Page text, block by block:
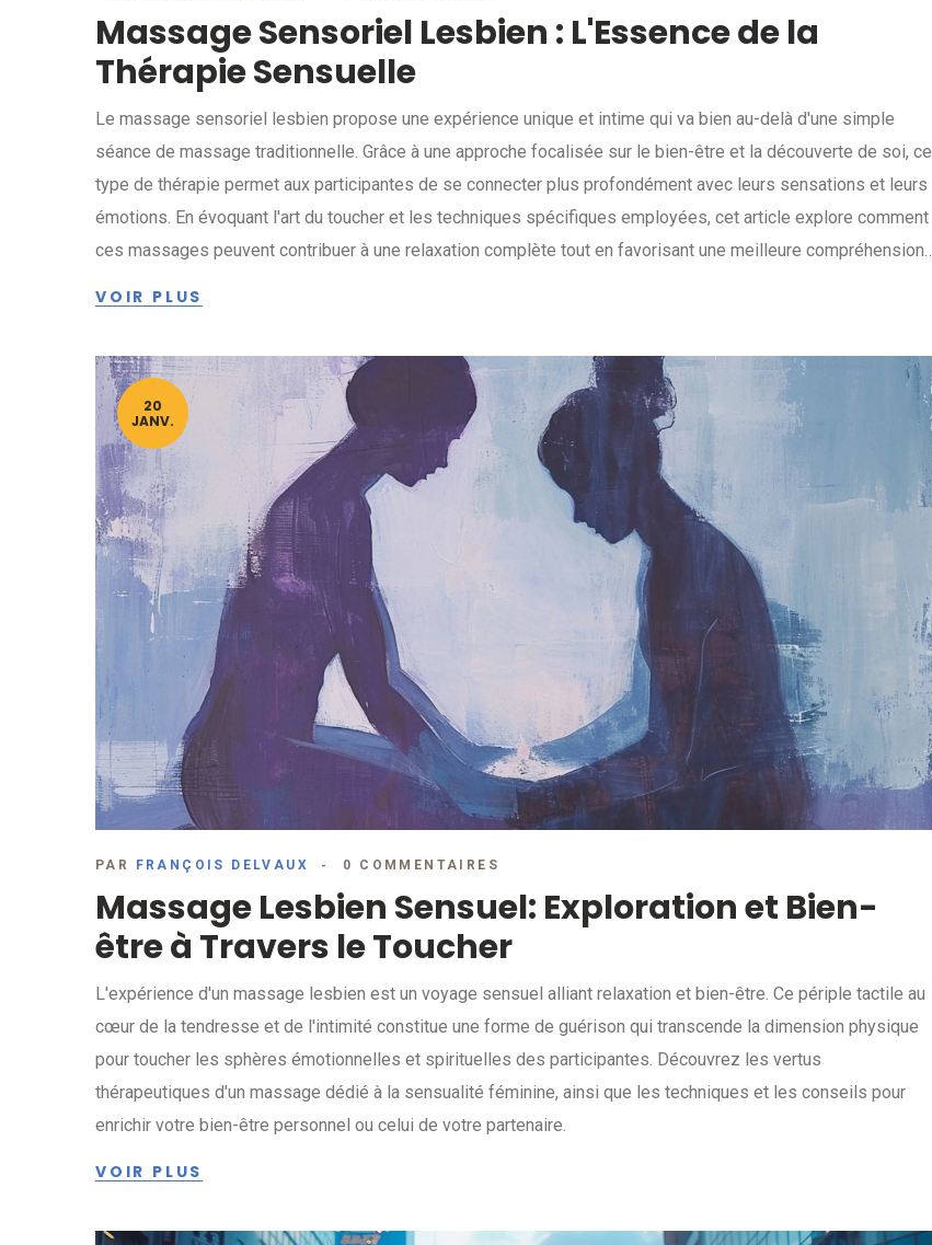
Massage Sensoriel Lesbien : L'Essence de la
Thérapie Sensuelle
Le massage sensoriel lesbien propose une expérience unique et intime qui va bien au-delà d'une simple
séance de massage traditionnelle. Grâce à une approche focalisée sur le bien-être et la découverte de soi, ce
type de thérapie permet aux participantes de se connecter plus profondément avec leurs sensations et leurs
émotions. En évoquant l'art du toucher et les techniques spécifiques employées, cet article explore comment
ces massages peuvent contribuer à une relaxation complète tout en favorisant une meilleure compréhension
VOIR PLUS
20
JANV.
PAR FRANÇOIS DELVAUX 0 COMMENTAIRES
Massage Lesbien Sensuel: Exploration et Bien-
être à Travers le Toucher
L'expérience d'un massage lesbien est un voyage sensuel alliant relaxation et bien-être. Ce périple tactile au
cœur de la tendresse et de l'intimité constitue une forme de guérison qui transcende la dimension physique
pour toucher les sphères émotionnelles et spirituelles des participantes. Découvrez les vertus
thérapeutiques d'un massage dédié à la sensualité féminine, ainsi que les techniques et les conseils pour
enrichir votre bien-être personnel ou celui de votre partenaire.
VOIR PLUS